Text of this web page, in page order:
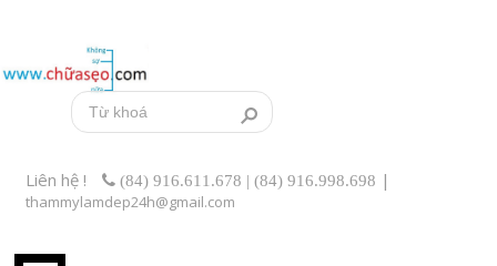
Liên hệ ! (84) 916.611.678 | (84) 916.998.698 |
thammylamdep24h@gmail.com